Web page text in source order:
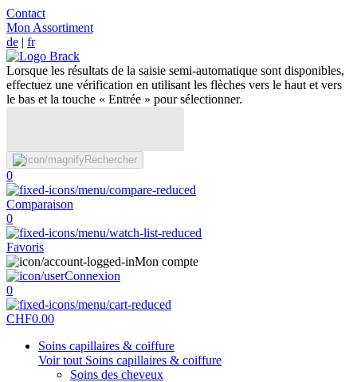
Contact
Mon Assortiment
de | fr
Lorsque les résultats de la saisie semi-automatique sont disponibles,
effectuez une vérification en utilisant les flèches vers le haut et vers
le bas et la touche « Entrée » pour sélectionner.
Rechercher
0
Comparaison
0
Favoris
Mon compte
Connexion
0
CHF0.00
Soins capillaires & coiffure
Voir tout Soins capillaires & coiffure
Soins des cheveux